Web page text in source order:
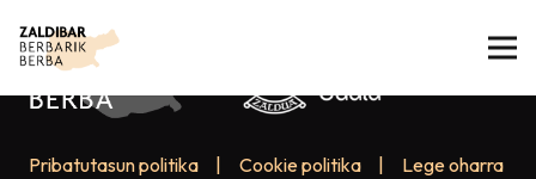
Pribatutasun politika Cookie politika Lege oharra